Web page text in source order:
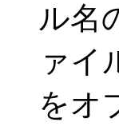
ル名
ァイ
をオ